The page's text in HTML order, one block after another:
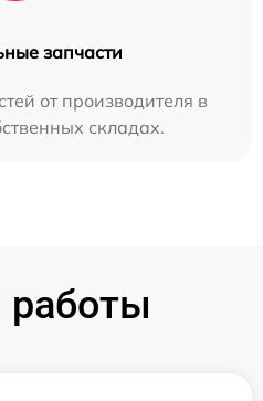
запчасти
от производителя в
складах.